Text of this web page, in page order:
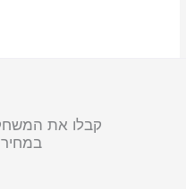
קבלו את
במחיר